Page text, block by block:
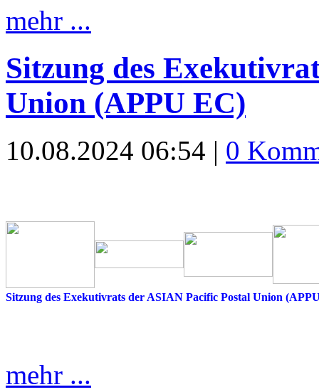
mehr ...
Sitzung des
Union (APPU EC)
10.08.2024 06:54 | 0
Sitzung des Exekutivrats der ASIAN Pacific Postal Union
mehr ...